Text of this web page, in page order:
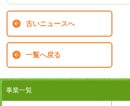
古いニュースへ
一覧へ戻る
事業一覧